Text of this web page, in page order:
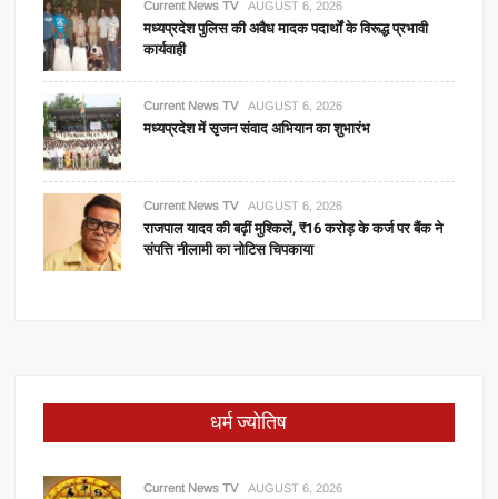
Current News TV AUGUST 6, 2026
मध्यप्रदेश पुलिस की अवैध मादक पदार्थों के विरूद्ध प्रभावी
कार्यवाही
Current News TV AUGUST 6, 2026
मध्यप्रदेश में सृजन संवाद अभियान का शुभारंभ
Current News TV AUGUST 6, 2026
राजपाल यादव की बढ़ीं मुश्किलें, ₹16 करोड़ के कर्ज पर बैंक ने
संपत्ति नीलामी का नोटिस चिपकाया
धर्म ज्योतिष
Current News TV AUGUST 6, 2026